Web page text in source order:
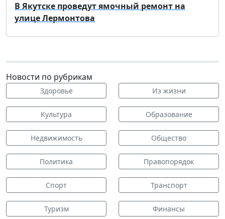
В Якутске проведут ямочный ремонт на
улице Лермонтова
Новости по рубрикам
Здоровье Из жизни
Культура Образование
Недвижимость Общество
Политика Правопорядок
Спорт Транспорт
Туризм Финансы